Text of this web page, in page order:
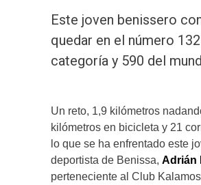
Este joven benissero
quedar en el número
categoría y 590 del
Un reto, 1,9 kilómetros
kilómetros en bicicleta y 21
lo que se ha enfrentado este
deportista de Benissa, Adrián
perteneciente al Club